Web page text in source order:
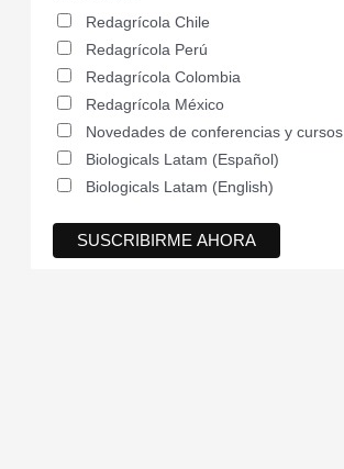
Redagrícola Chile
Redagrícola Perú
Redagrícola Colombia
Redagrícola México
Novedades de conferencias y cursos
Biologicals Latam (Español)
Biologicals Latam (English)